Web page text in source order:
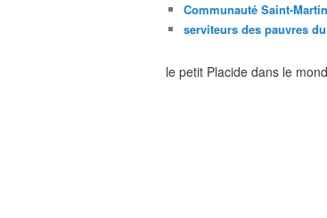
Communauté Saint-Martin
serviteurs des pauvres
le petit Placide dans le